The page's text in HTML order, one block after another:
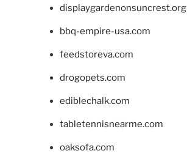
displaygardenonsuncrest.org
bbq-empire-usa.com
feedstoreva.com
drogopets.com
ediblechalk.com
tabletennisnearme.com
oaksofa.com